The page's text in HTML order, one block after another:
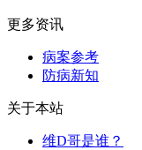
更多资讯
病案参考
防病新知
关于本站
维D哥是谁？